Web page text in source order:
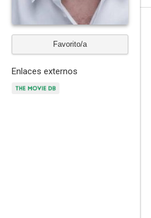
Favorito/a
Enlaces externos